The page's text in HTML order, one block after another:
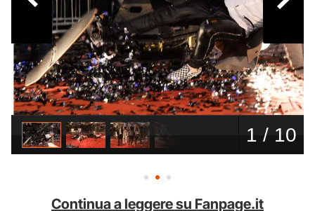
Continua a leggere su Fanpage.it